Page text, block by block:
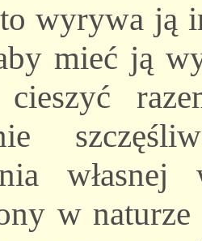
wyrywa ją
mieć ją
w